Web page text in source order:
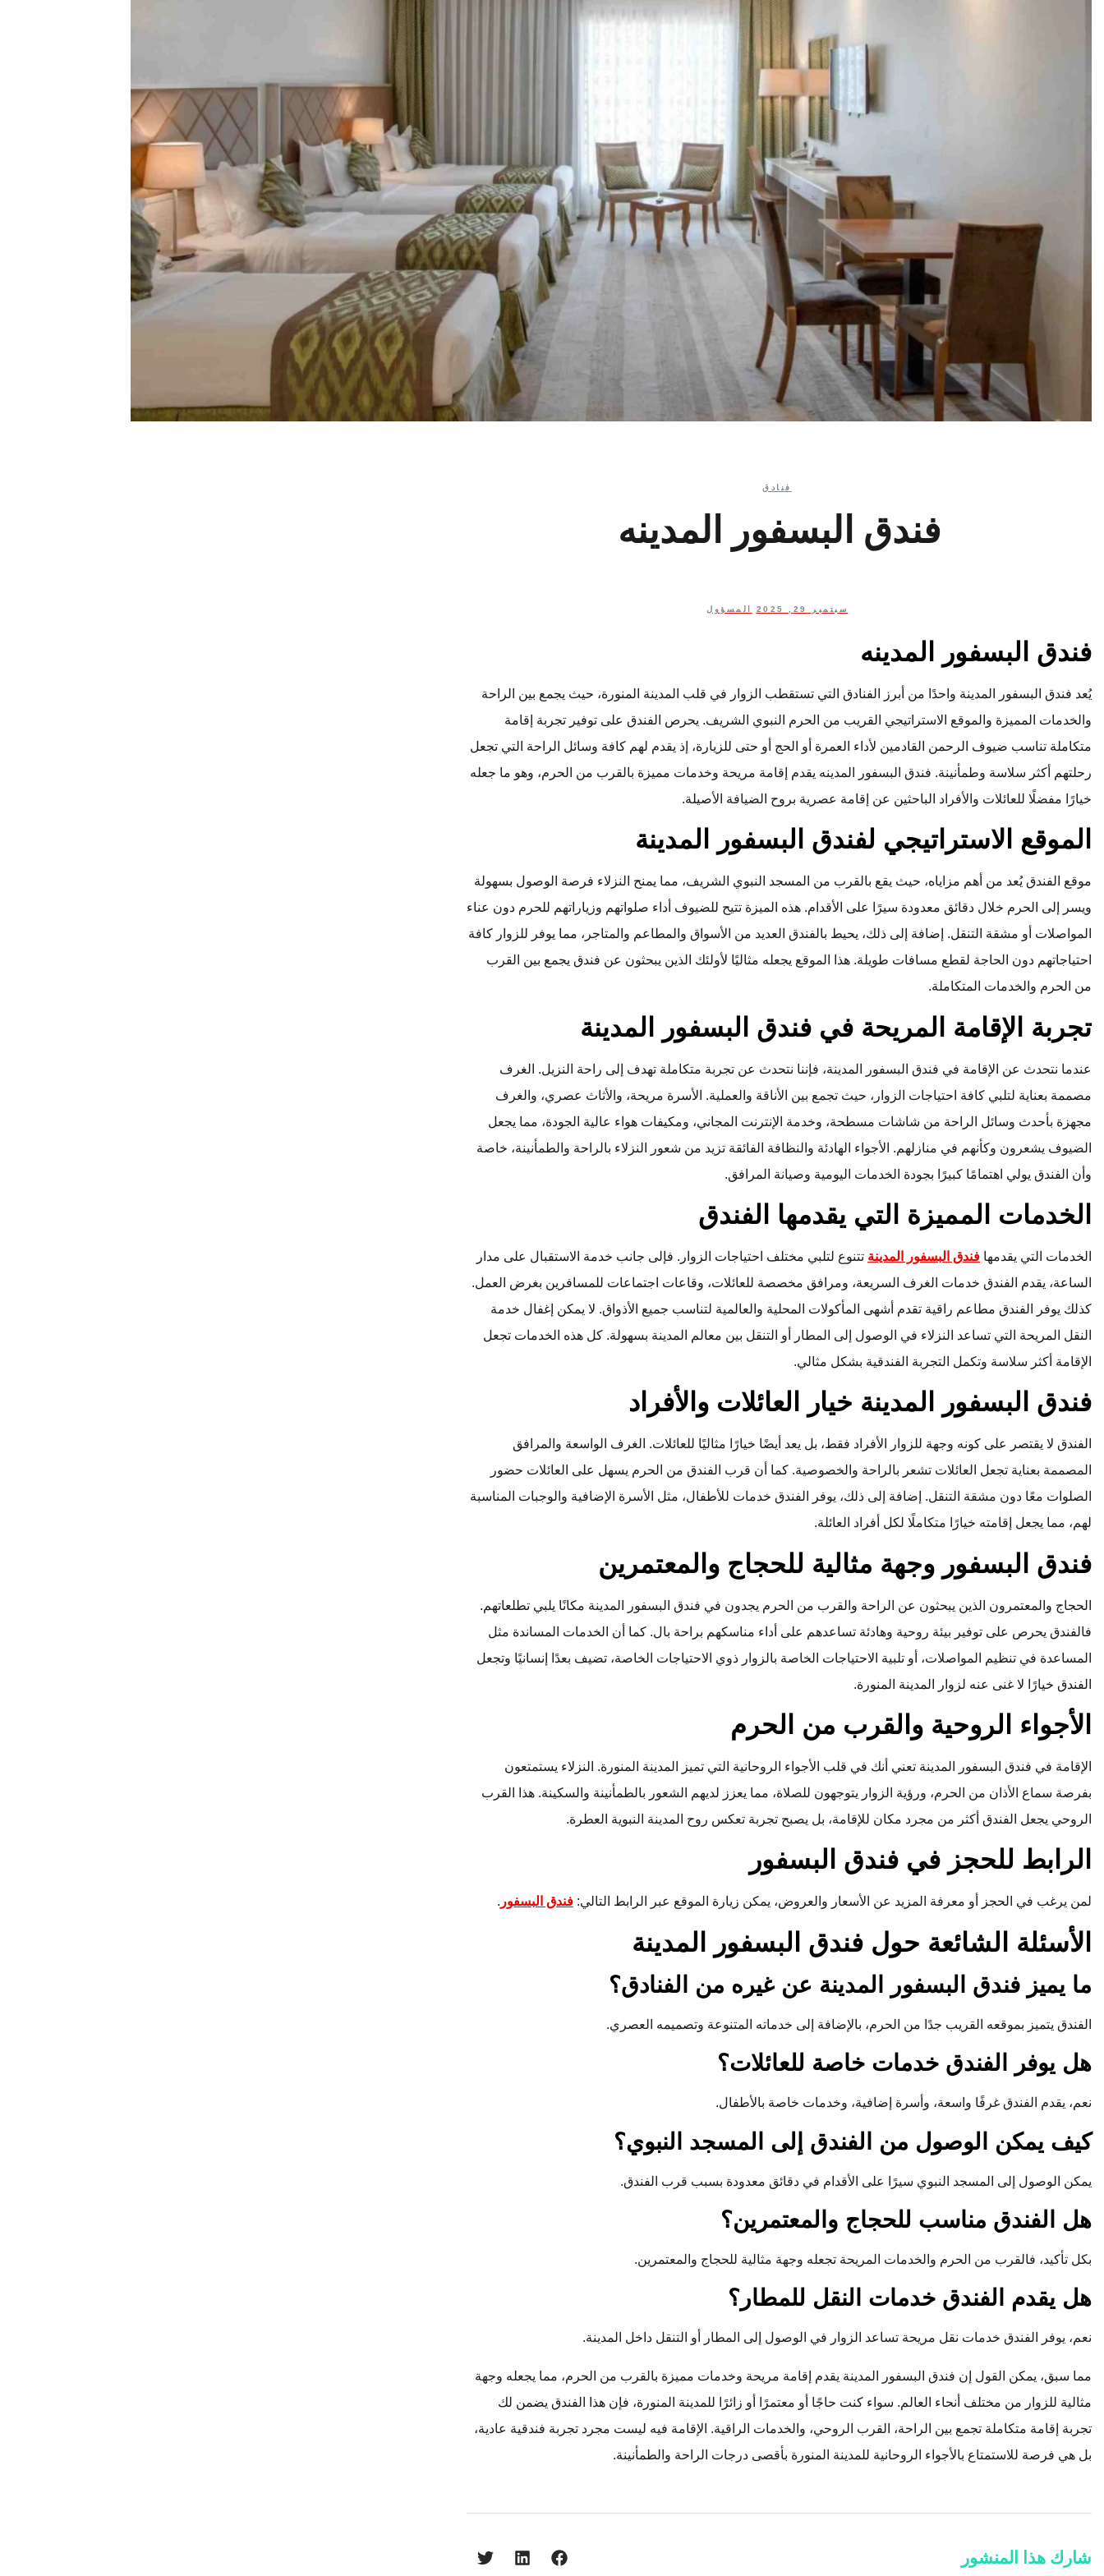
فنادق
فندق البسفور المدينه
سبتمبر 29, 2025 المسؤول
فندق البسفور المدينه
يُعد فندق البسفور المدينة واحدًا من أبرز الفنادق التي تستقطب الزوار في قلب المدينة المنورة، حيث يجمع بين الراحة
والخدمات المميزة والموقع الاستراتيجي القريب من الحرم النبوي الشريف. يحرص الفندق على توفير تجربة إقامة
متكاملة تناسب ضيوف الرحمن القادمين لأداء العمرة أو الحج أو حتى للزيارة، إذ يقدم لهم كافة وسائل الراحة التي تجعل
رحلتهم أكثر سلاسة وطمأنينة. فندق البسفور المدينه يقدم إقامة مريحة وخدمات مميزة بالقرب من الحرم، وهو ما جعله
خيارًا مفضلًا للعائلات والأفراد الباحثين عن إقامة عصرية بروح الضيافة الأصيلة.
الموقع الاستراتيجي لفندق البسفور المدينة
موقع الفندق يُعد من أهم مزاياه، حيث يقع بالقرب من المسجد النبوي الشريف، مما يمنح النزلاء فرصة الوصول بسهولة
ويسر إلى الحرم خلال دقائق معدودة سيرًا على الأقدام. هذه الميزة تتيح للضيوف أداء صلواتهم وزياراتهم للحرم دون عناء
المواصلات أو مشقة التنقل. إضافة إلى ذلك، يحيط بالفندق العديد من الأسواق والمطاعم والمتاجر، مما يوفر للزوار كافة
احتياجاتهم دون الحاجة لقطع مسافات طويلة. هذا الموقع يجعله مثاليًا لأولئك الذين يبحثون عن فندق يجمع بين القرب
من الحرم والخدمات المتكاملة.
تجربة الإقامة المريحة في فندق البسفور المدينة
عندما نتحدث عن الإقامة في فندق البسفور المدينة، فإننا نتحدث عن تجربة متكاملة تهدف إلى راحة النزيل. الغرف
مصممة بعناية لتلبي كافة احتياجات الزوار، حيث تجمع بين الأناقة والعملية. الأسرة مريحة، والأثاث عصري، والغرف
مجهزة بأحدث وسائل الراحة من شاشات مسطحة، وخدمة الإنترنت المجاني، ومكيفات هواء عالية الجودة، مما يجعل
الضيوف يشعرون وكأنهم في منازلهم. الأجواء الهادئة والنظافة الفائقة تزيد من شعور النزلاء بالراحة والطمأنينة، خاصة
وأن الفندق يولي اهتمامًا كبيرًا بجودة الخدمات اليومية وصيانة المرافق.
الخدمات المميزة التي يقدمها الفندق
الخدمات التي يقدمها فندق البسفور المدينة تتنوع لتلبي مختلف احتياجات الزوار. فإلى جانب خدمة الاستقبال على مدار
الساعة، يقدم الفندق خدمات الغرف السريعة، ومرافق مخصصة للعائلات، وقاعات اجتماعات للمسافرين بغرض العمل.
كذلك يوفر الفندق مطاعم راقية تقدم أشهى المأكولات المحلية والعالمية لتناسب جميع الأذواق. لا يمكن إغفال خدمة
النقل المريحة التي تساعد النزلاء في الوصول إلى المطار أو التنقل بين معالم المدينة بسهولة. كل هذه الخدمات تجعل
الإقامة أكثر سلاسة وتكمل التجربة الفندقية بشكل مثالي.
فندق البسفور المدينة خيار العائلات والأفراد
الفندق لا يقتصر على كونه وجهة للزوار الأفراد فقط، بل يعد أيضًا خيارًا مثاليًا للعائلات. الغرف الواسعة والمرافق
المصممة بعناية تجعل العائلات تشعر بالراحة والخصوصية. كما أن قرب الفندق من الحرم يسهل على العائلات حضور
الصلوات معًا دون مشقة التنقل. إضافة إلى ذلك، يوفر الفندق خدمات للأطفال، مثل الأسرة الإضافية والوجبات المناسبة
لهم، مما يجعل إقامته خيارًا متكاملًا لكل أفراد العائلة.
فندق البسفور وجهة مثالية للحجاج والمعتمرين
الحجاج والمعتمرون الذين يبحثون عن الراحة والقرب من الحرم يجدون في فندق البسفور المدينة مكانًا يلبي تطلعاتهم.
فالفندق يحرص على توفير بيئة روحية وهادئة تساعدهم على أداء مناسكهم براحة بال. كما أن الخدمات المساندة مثل
المساعدة في تنظيم المواصلات، أو تلبية الاحتياجات الخاصة بالزوار ذوي الاحتياجات الخاصة، تضيف بعدًا إنسانيًا وتجعل
الفندق خيارًا لا غنى عنه لزوار المدينة المنورة.
الأجواء الروحية والقرب من الحرم
الإقامة في فندق البسفور المدينة تعني أنك في قلب الأجواء الروحانية التي تميز المدينة المنورة. النزلاء يستمتعون
بفرصة سماع الأذان من الحرم، ورؤية الزوار يتوجهون للصلاة، مما يعزز لديهم الشعور بالطمأنينة والسكينة. هذا القرب
الروحي يجعل الفندق أكثر من مجرد مكان للإقامة، بل يصبح تجربة تعكس روح المدينة النبوية العطرة.
الرابط للحجز في فندق البسفور
لمن يرغب في الحجز أو معرفة المزيد عن الأسعار والعروض، يمكن زيارة الموقع عبر الرابط التالي: فندق البسفور .
الأسئلة الشائعة حول فندق البسفور المدينة
ما يميز فندق البسفور المدينة عن غيره من الفنادق؟
الفندق يتميز بموقعه القريب جدًا من الحرم، بالإضافة إلى خدماته المتنوعة وتصميمه العصري.
هل يوفر الفندق خدمات خاصة للعائلات؟
نعم، يقدم الفندق غرفًا واسعة، وأسرة إضافية، وخدمات خاصة بالأطفال.
كيف يمكن الوصول من الفندق إلى المسجد النبوي؟
يمكن الوصول إلى المسجد النبوي سيرًا على الأقدام في دقائق معدودة بسبب قرب الفندق.
هل الفندق مناسب للحجاج والمعتمرين؟
بكل تأكيد، فالقرب من الحرم والخدمات المريحة تجعله وجهة مثالية للحجاج والمعتمرين.
هل يقدم الفندق خدمات النقل للمطار؟
نعم، يوفر الفندق خدمات نقل مريحة تساعد الزوار في الوصول إلى المطار أو التنقل داخل المدينة.
مما سبق، يمكن القول إن فندق البسفور المدينة يقدم إقامة مريحة وخدمات مميزة بالقرب من الحرم، مما يجعله وجهة
مثالية للزوار من مختلف أنحاء العالم. سواء كنت حاجًا أو معتمرًا أو زائرًا للمدينة المنورة، فإن هذا الفندق يضمن لك
تجربة إقامة متكاملة تجمع بين الراحة، القرب الروحي، والخدمات الراقية. الإقامة فيه ليست مجرد تجربة فندقية عادية،
بل هي فرصة للاستمتاع بالأجواء الروحانية للمدينة المنورة بأقصى درجات الراحة والطمأنينة.
شارك هذا المنشور